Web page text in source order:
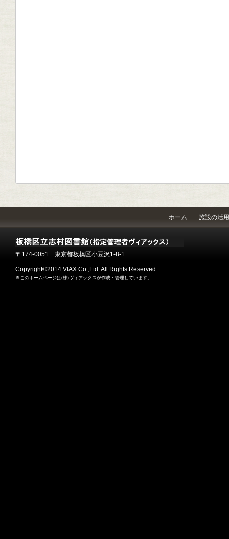
ホーム 施設の活用
〒174-0051 東京都板橋区小豆沢1-8-1
Copyright©2014 VIAX Co.,Ltd. All Rights Reserved.
※このホームページは(株)ヴィアックスが作成・管理しています。